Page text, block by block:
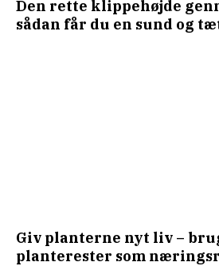
Den rette klippehøjde
sådan får du en sund og
Giv planterne nyt liv –
planterester som